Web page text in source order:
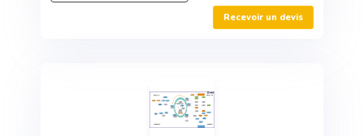
Recevoir un devis